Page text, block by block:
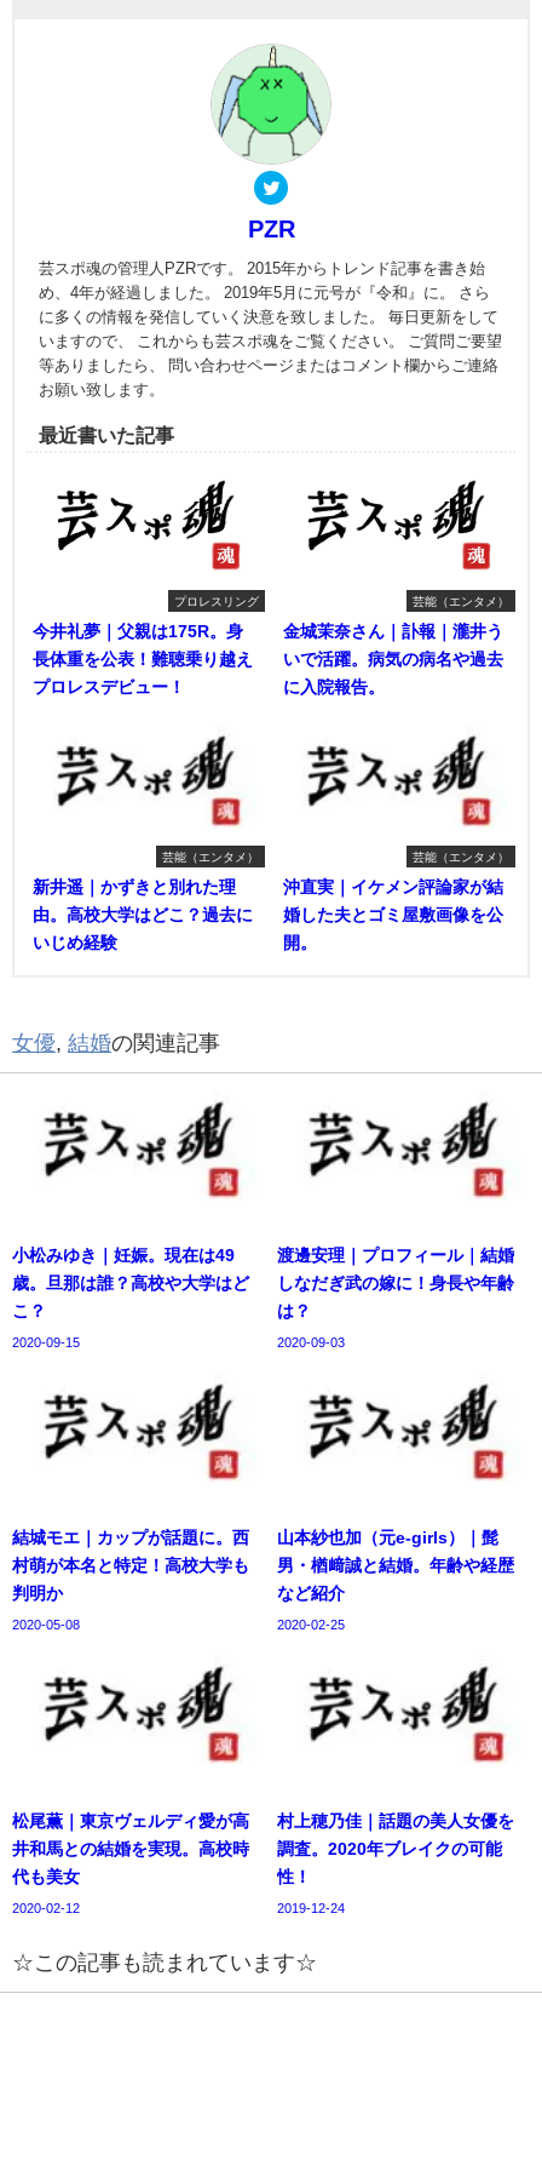
PZR
芸スポ魂の管理人PZRです。 2015年からトレンド記事を書き始
め、4年が経過しました。 2019年5月に元号が『令和』に。 さら
に多くの情報を発信していく決意を致しました。 毎日更新をして
いますので、 これからも芸スポ魂をご覧ください。 ご質問ご要望
等ありましたら、 問い合わせページまたはコメント欄からご連絡
お願い致します。
最近書いた記事
プロレスリング
今井礼夢｜父親は175R。身
長体重を公表！難聴乗り越え
プロレスデビュー！
芸能（エンタメ）
金城茉奈さん｜訃報｜瀧井う
いで活躍。病気の病名や過去
に入院報告。
芸能（エンタメ）
新井遥｜かずきと別れた理
由。高校大学はどこ？過去に
いじめ経験
芸能（エンタメ）
沖直実｜イケメン評論家が結
婚した夫とゴミ屋敷画像を公
開。
女優, 結婚の関連記事
小松みゆき｜妊娠。現在は49
歳。旦那は誰？高校や大学はど
こ？
2020-09-15
渡邊安理｜プロフィール｜結婚
しなだぎ武の嫁に！身長や年齢
は？
2020-09-03
結城モエ｜カップが話題に。西
村萌が本名と特定！高校大学も
判明か
2020-05-08
山本紗也加（元e-girls）｜髭
男・楢﨑誠と結婚。年齢や経歴
など紹介
2020-02-25
松尾薫｜東京ヴェルディ愛が高
井和馬との結婚を実現。高校時
代も美女
2020-02-12
村上穂乃佳｜話題の美人女優を
調査。2020年ブレイクの可能
性！
2019-12-24
☆この記事も読まれています☆